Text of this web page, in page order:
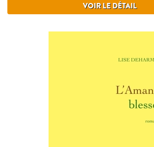
VOIR LE DÉTAIL